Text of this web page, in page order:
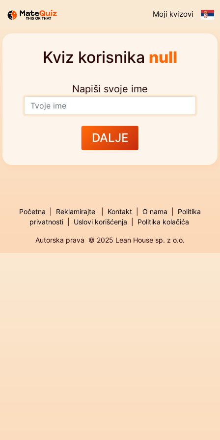
Moji kvizovi
Kviz korisnika null
Napiši svoje ime
DALJE
Početna Reklamirajte Kontakt O nama
Politika
privatnosti| Uslovi korišćenja Politika kolačića
Autorska prava © 2025 Lean House sp. z o.o.